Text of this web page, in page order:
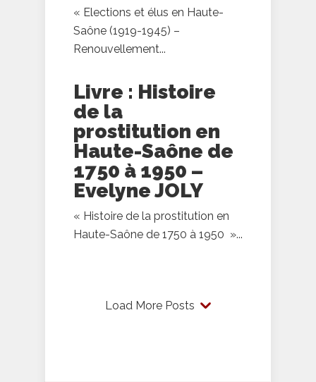
« Elections et élus en Haute-
Saône (1919-1945) –
Renouvellement...
Livre : Histoire
de la
prostitution en
Haute-Saône de
1750 à 1950 –
Evelyne JOLY
« Histoire de la prostitution en
Haute-Saône de 1750 à 1950 »...
Load More Posts